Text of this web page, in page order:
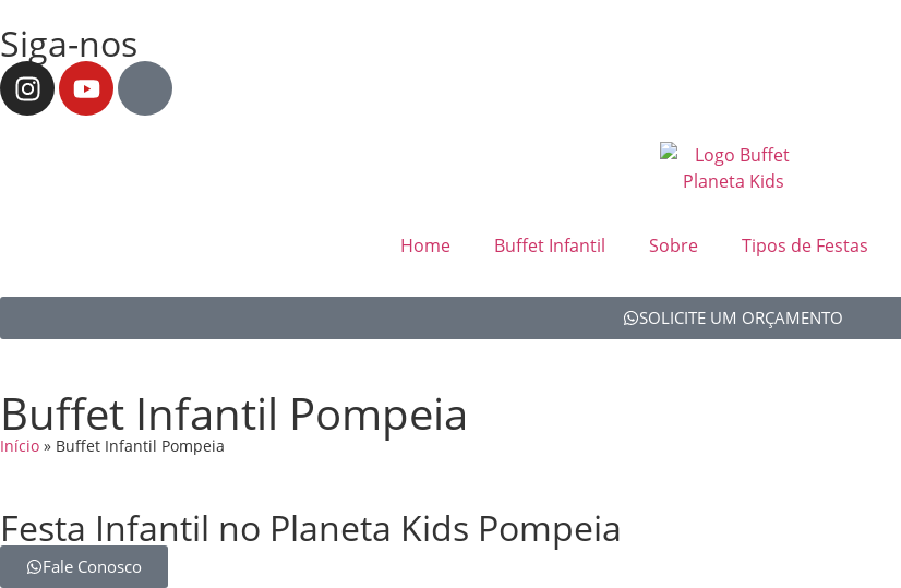
Siga-nos
Home Buffet Infantil Sobre Tipos de Festas
SOLICITE UM ORÇAMENTO
Buffet Infantil Pompeia
Início » Buffet Infantil Pompeia
Festa Infantil no Planeta Kids Pompeia
Fale Conosco